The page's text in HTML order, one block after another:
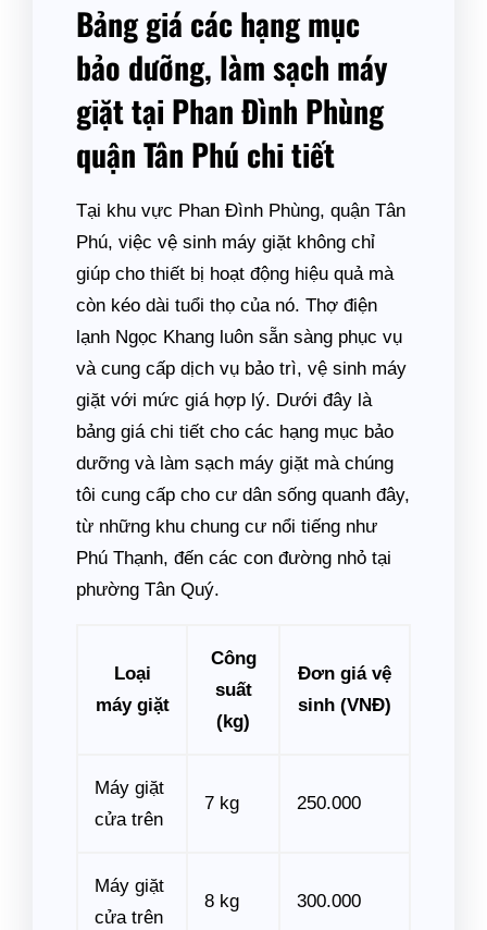
Bảng giá các hạng mục
bảo dưỡng, làm sạch máy
giặt tại Phan Đình Phùng
quận Tân Phú chi tiết
Tại khu vực Phan Đình Phùng, quận Tân
Phú, việc vệ sinh máy giặt không chỉ
giúp cho thiết bị hoạt động hiệu quả mà
còn kéo dài tuổi thọ của nó. Thợ điện
lạnh Ngọc Khang luôn sẵn sàng phục vụ
và cung cấp dịch vụ bảo trì, vệ sinh máy
giặt với mức giá hợp lý. Dưới đây là
bảng giá chi tiết cho các hạng mục bảo
dưỡng và làm sạch máy giặt mà chúng
tôi cung cấp cho cư dân sống quanh đây,
từ những khu chung cư nổi tiếng như
Phú Thạnh, đến các con đường nhỏ tại
phường Tân Quý.
Loại
máy giặt
Công
suất
(kg)
Đơn giá vệ
sinh (VNĐ)
Máy giặt
cửa trên
7 kg 250.000
Máy giặt
cửa trên
8 kg 300.000